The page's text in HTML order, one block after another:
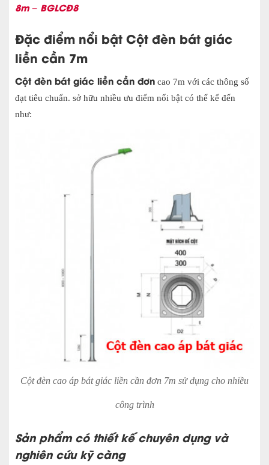
8m – BGLCĐ8
Đặc điểm nổi bật Cột đèn bát giác
liền cần 7m
Cột đèn bát giác liền cần đơn cao 7m với các thông số
đạt tiêu chuẩn. sở hữu nhiều ưu điểm nổi bật có thể kể đến
như:
Cột đèn cao áp bát giác liền cần đơn 7m sử dụng cho nhiều
công trình
Sản phẩm có thiết kế chuyên dụng và
nghiên cứu kỹ càng